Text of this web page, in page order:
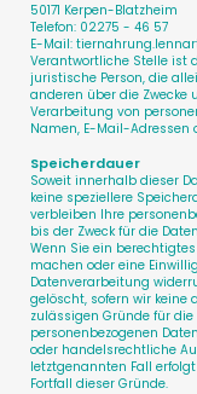
50171 Kerpen-Blatzheim
Telefon: 02275 - 46 57
E-Mail:
Verantwortliche Stelle ist
juristische Person, die
anderen über die Zwecke
Verarbeitung von
Namen, E-Mail-Adressen
Speicherdauer
Soweit innerhalb dieser
keine speziellere
verbleiben Ihre
bis der Zweck für die
Wenn Sie ein
machen oder eine
Datenverarbeitung
gelöscht, sofern wir keine
zulässigen Gründe für
personenbezogenen
oder handelsrechtliche
letztgenannten Fall
Fortfall dieser Gründe.